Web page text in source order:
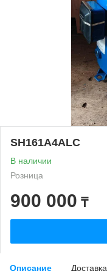
SH161A4ALC
В наличии
Розница
900 000 ₸
Описание Доставка